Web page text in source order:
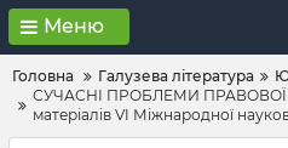
Меню
Головна Галузева література
СУЧАСНІ ПРОБЛЕМИ ПРАВОВОЇ
матеріалів VI Міжнародної